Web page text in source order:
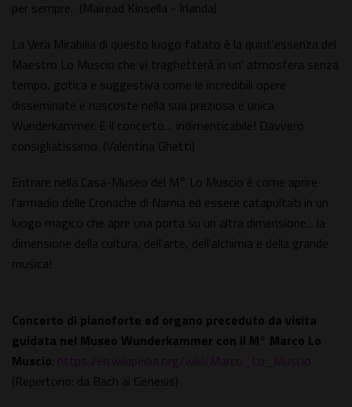
per sempre. (Mairead Kinsella - Irlanda)
La Vera Mirabilia di questo luogo fatato è la quint'essenza del
Maestro Lo Muscio che vi traghetterà in un' atmosfera senza
tempo, gotica e suggestiva come le incredibili opere
disseminate e nascoste nella sua preziosa e unica
Wunderkammer. E il concerto… indimenticabile! Davvero
consigliatissimo. (Valentina Ghetti)
Entrare nella Casa-Museo del M° Lo Muscio è come aprire
l'armadio delle Cronache di Narnia ed essere catapultati in un
luogo magico che apre una porta su un altra dimensione... la
dimensione della cultura, dell'arte, dell'alchimia e della grande
musica!
Concerto di pianoforte ed organo preceduto da visita
guidata nel Museo Wunderkammer con il M° Marco Lo
Muscio: https://en.wikipedia.org/wiki/Marco_Lo_Muscio
(Repertorio: da Bach ai Genesis)